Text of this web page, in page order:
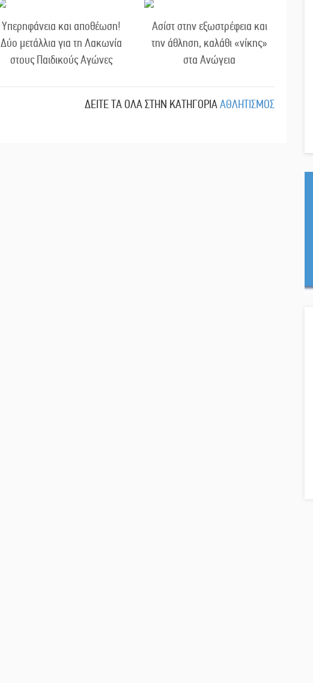
Υπερηφάνεια και αποθέωση!
Δύο μετάλλια για τη Λακωνία
στους Παιδικούς Αγώνες
Ασίστ στην εξωστρέφεια και
την άθληση, καλάθι «νίκης»
στα Ανώγεια
ΔΕΙΤΕ ΤΑ ΟΛΑ ΣΤΗΝ ΚΑΤΗΓΟΡΙΑΑΘΛΗΤΙΣΜΟΣ